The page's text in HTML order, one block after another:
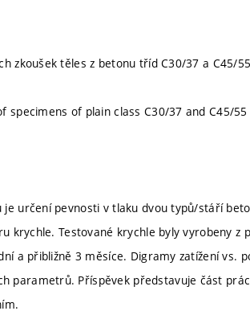
zkoušek těles z betonu tříd C30/37 a C45/55
specimens of plain class C30/37 and C45/
určení pevnosti v tlaku dvou typů/stáří
krychle. Testované krychle byly vyrobeny z
a přibližně 3 měsíce. Digramy zatížení vs.
parametrů. Příspěvek představuje část